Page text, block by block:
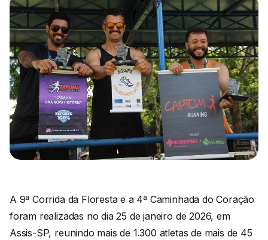
A 9ª Corrida da Floresta e a 4ª Caminhada do Coração
foram realizadas no dia 25 de janeiro de 2026, em
Assis-SP, reunindo mais de 1.300 atletas de mais de 45